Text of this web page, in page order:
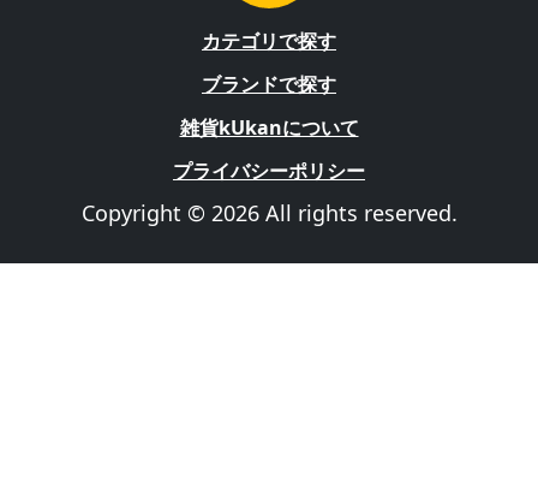
カテゴリで探す
ブランドで探す
雑貨kUkanについて
プライバシーポリシー
Copyright © 2026 All rights reserved.